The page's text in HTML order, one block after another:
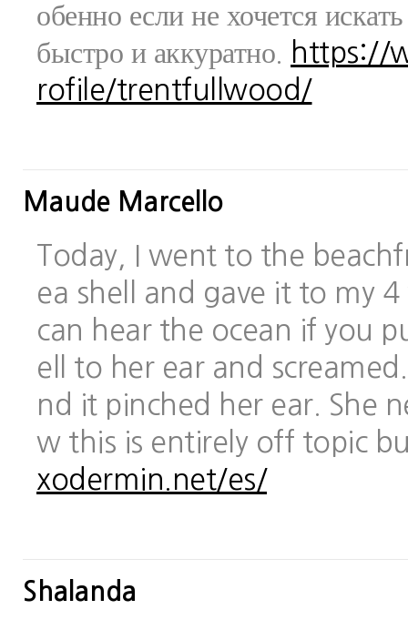
обенно если не хочется
быстро и аккуратно.
https://
rofile/trentfullwood/
Maude Marcello
Today, I went to the
ea shell and gave it to my
can hear the ocean if you
ell to her ear and
nd it pinched her ear. She
w this is entirely off topic
xodermin.net/es/
Shalanda